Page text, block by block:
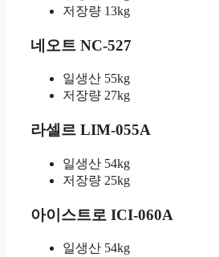
저장량 13kg
네오트 NC-527
일생산 55kg
저장량 27kg
라셀르 LIM-055A
일생산 54kg
저장량 25kg
아이스트로 ICI-060A
일생산 54kg